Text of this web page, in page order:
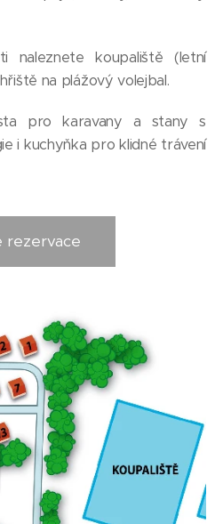
naleznete koupaliště (letní
na plážový volejbal.
pro karavany a stany s
i kuchyňka pro klidné trávení
rezervace